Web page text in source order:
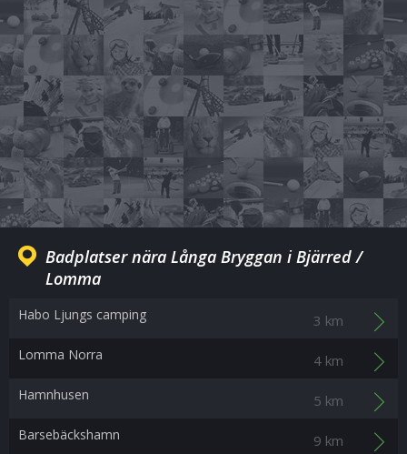
Badplatser nära Långa Bryggan i Bjärred /
Lomma
Habo Ljungs camping 3 km
Lomma Norra 4 km
Hamnhusen 5 km
Barsebäckshamn 9 km